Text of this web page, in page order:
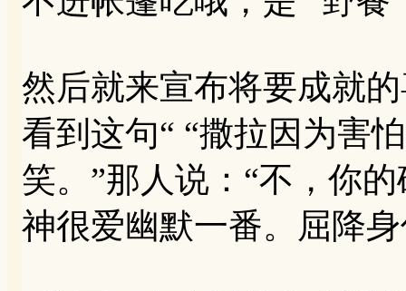
然后就来宣布将要成就
看到这句“ “撒拉因为害
笑。”那人说：“不，你
神很爱幽默一番。屈降